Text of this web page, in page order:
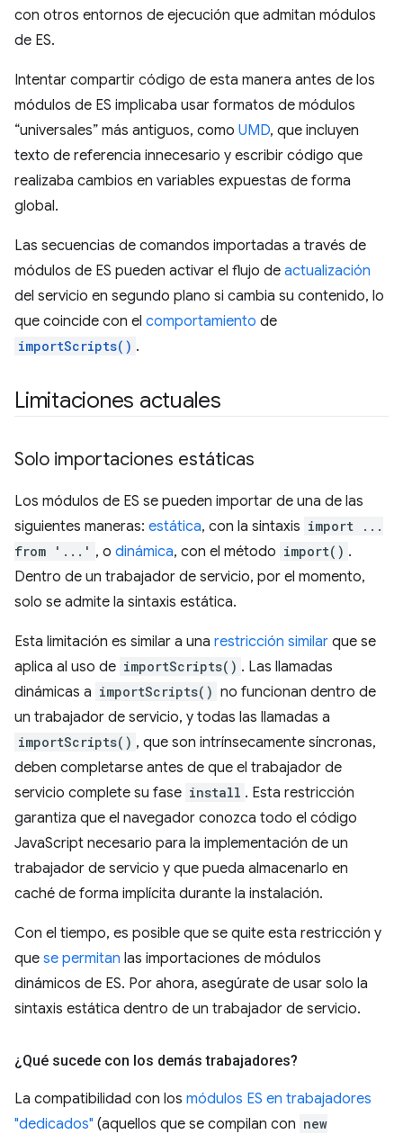
con otros entornos de ejecución que admitan módulos
de ES.
Intentar compartir código de esta manera antes de los
módulos de ES implicaba usar formatos de módulos
“universales” más antiguos, como UMD, que incluyen
texto de referencia innecesario y escribir código que
realizaba cambios en variables expuestas de forma
global.
Las secuencias de comandos importadas a través de
módulos de ES pueden activar el flujo de actualización
del servicio en segundo plano si cambia su contenido, lo
que coincide con el comportamiento de
importScripts() .
Limitaciones actuales
Solo importaciones estáticas
Los módulos de ES se pueden importar de una de las
siguientes maneras: estática, con la sintaxis import ...
from '...' , o dinámica, con el método import() .
Dentro de un trabajador de servicio, por el momento,
solo se admite la sintaxis estática.
Esta limitación es similar a una restricción similar que se
aplica al uso de importScripts() . Las llamadas
dinámicas a importScripts() no funcionan dentro de
un trabajador de servicio, y todas las llamadas a
importScripts() , que son intrínsecamente síncronas,
deben completarse antes de que el trabajador de
servicio complete su fase install . Esta restricción
garantiza que el navegador conozca todo el código
JavaScript necesario para la implementación de un
trabajador de servicio y que pueda almacenarlo en
caché de forma implícita durante la instalación.
Con el tiempo, es posible que se quite esta restricción y
que se permitan las importaciones de módulos
dinámicos de ES. Por ahora, asegúrate de usar solo la
sintaxis estática dentro de un trabajador de servicio.
¿Qué sucede con los demás trabajadores?
La compatibilidad con los módulos ES en trabajadores
"dedicados" (aquellos que se compilan con new